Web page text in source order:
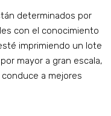
determinados por
con el conocimiento
imprimiendo un lote
mayor a gran escala,
a mejores